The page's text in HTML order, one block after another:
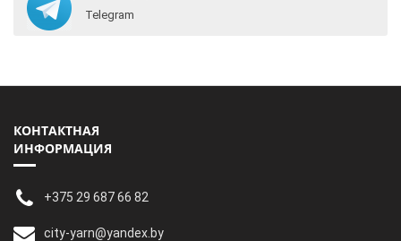
Telegram
КОНТАКТНАЯ
ИНФОРМАЦИЯ
+375 29 687 66 82
city-yarn@yandex.by